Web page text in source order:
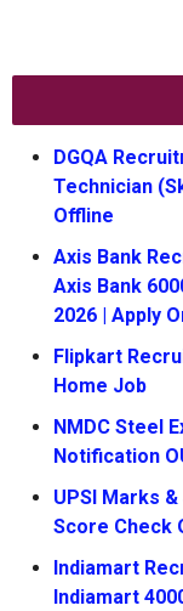
DGQA
Technician
Offline
Axis Bank
Axis Bank
2026 | Apply
Flipkart
Home Job
NMDC Steel
Notification
UPSI Marks
Score Check
Indiamart
Indiamart